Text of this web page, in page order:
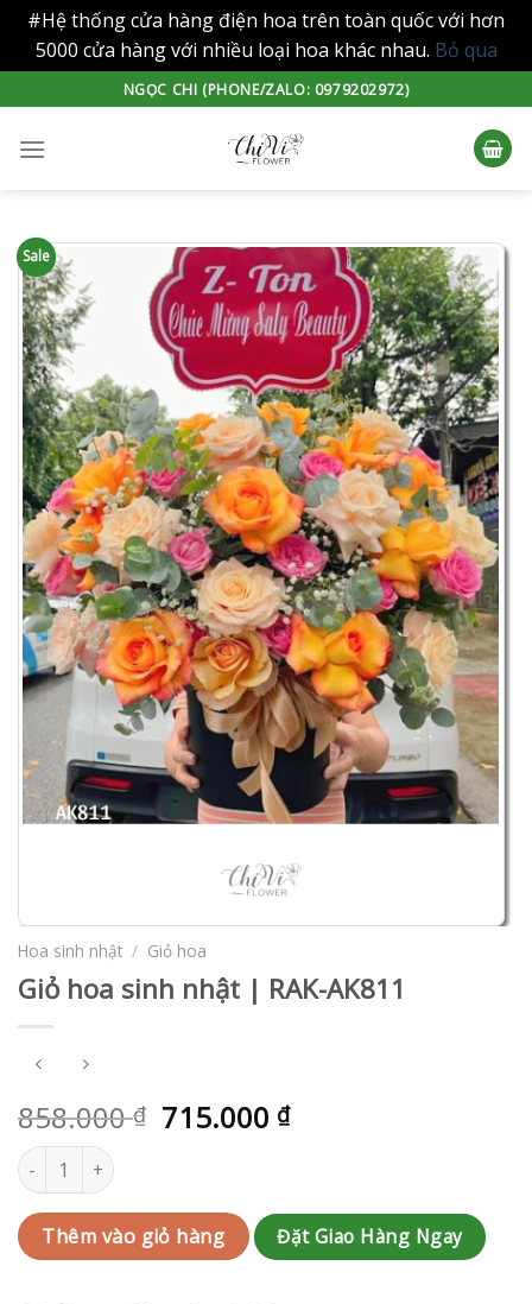
#Hệ thống cửa hàng điện hoa trên toàn quốc với hơn
5000 cửa hàng với nhiều loại hoa khác nhau. Bỏ qua
to
content
NGỌC CHI (PHONE/ZALO: 0979202972)
Sale
Hoa sinh nhật / Giỏ hoa
Giỏ hoa sinh nhật | RAK-AK811
858.000₫ 715.000 ₫
Giỏ hoa sinh nhật | RAK-AK811 số lượng
Thêm vào giỏ hàng Đặt Giao Hàng Ngay